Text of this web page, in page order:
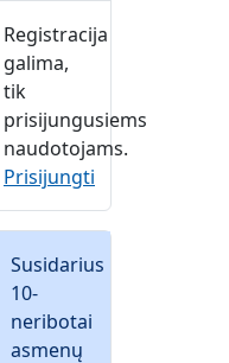
Registracija
galima,
tik
prisijungusiems
naudotojams.
Prisijungti
Susidarius
10-
neribotai
asmenų